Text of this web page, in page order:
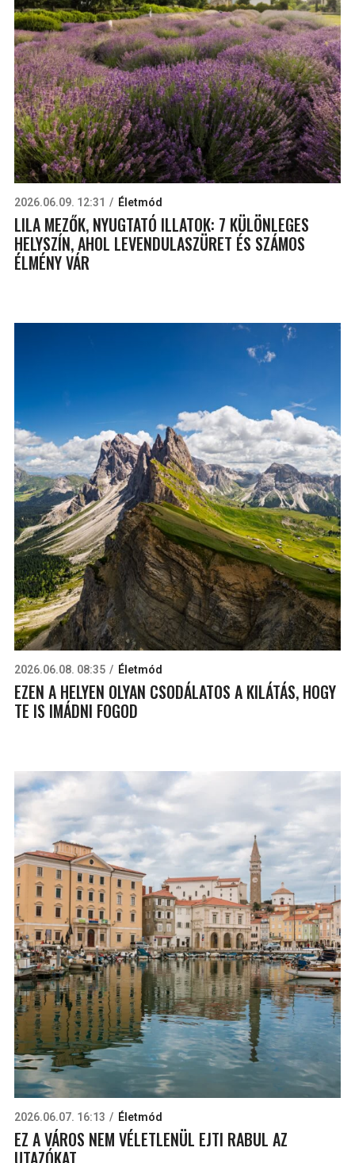
2026.06.09. 12:31 Életmód
LILA MEZŐK, NYUGTATÓ ILLATOK: 7 KÜLÖNLEGES
HELYSZÍN, AHOL LEVENDULASZÜRET ÉS SZÁMOS
ÉLMÉNY VÁR
2026.06.08. 08:35 Életmód
EZEN A HELYEN OLYAN CSODÁLATOS A KILÁTÁS, HOGY
TE IS IMÁDNI FOGOD
2026.06.07. 16:13 Életmód
EZ A VÁROS NEM VÉLETLENÜL EJTI RABUL AZ
UTAZÓKAT